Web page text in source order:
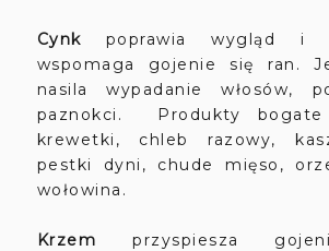
Cynk poprawia wygląd i
wspomaga gojenie się ran.
nasila wypadanie włosów,
paznokci. Produkty
krewetki, chleb razowy,
pestki dyni, chude mięso,
wołowina.
Krzem przyspiesza